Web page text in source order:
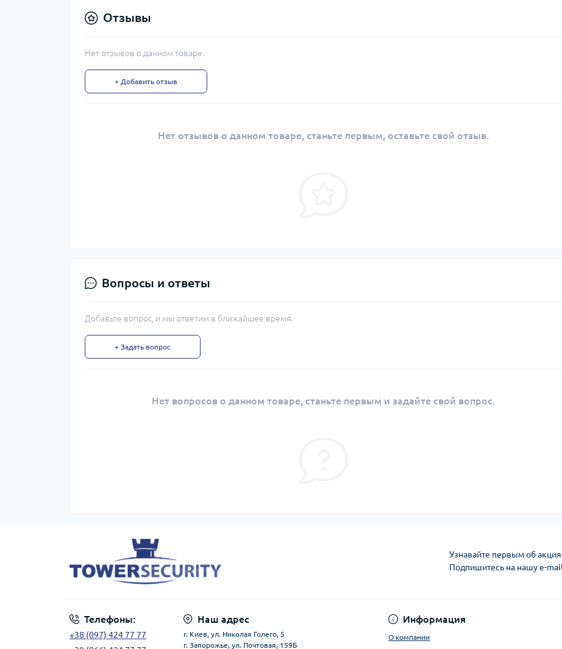
Отзывы
Нет отзывов о данном товаре.
+ Добавить отзыв
Нет отзывов о данном товаре, станьте первым, оставьте свой отзыв.
Вопросы и ответы
Добавьте вопрос, и мы ответим в ближайшее время.
+ Задать вопрос
Нет вопросов о данном товаре, станьте первым и задайте свой вопрос.
Узнавайте первым об
Подпишитесь на нашу e-
Телефоны:
+38 (097) 424 77 77
Наш адрес
г. Киев, ул. Николая Голего, 5
г. Запорожье, ул. Почтовая, 159Б
Информация
О компании